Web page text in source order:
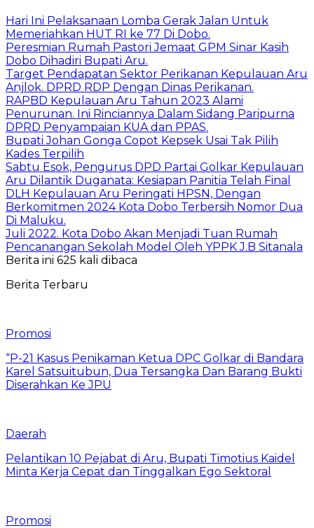
Hari Ini Pelaksanaan Lomba Gerak Jalan Untuk
Memeriahkan HUT RI ke 77 Di Dobo.
Peresmian Rumah Pastori Jemaat GPM Sinar Kasih
Dobo Dihadiri Bupati Aru.
Target Pendapatan Sektor Perikanan Kepulauan Aru
Anjlok. DPRD RDP Dengan Dinas Perikanan.
RAPBD Kepulauan Aru Tahun 2023 Alami
Penurunan. Ini Rinciannya Dalam Sidang Paripurna
DPRD Penyampaian KUA dan PPAS.
Bupati Johan Gonga Copot Kepsek Usai Tak Pilih
Kades Terpilih
Sabtu Esok, Pengurus DPD Partai Golkar Kepulauan
Aru Dilantik Duganata: Kesiapan Panitia Telah Final
DLH Kepulauan Aru Peringati HPSN, Dengan
Berkomitmen 2024 Kota Dobo Terbersih Nomor Dua
Di Maluku.
Juli 2022. Kota Dobo Akan Menjadi Tuan Rumah
Pencanangan Sekolah Model Oleh YPPK J.B Sitanala
Berita ini 625 kali dibaca
Berita Terbaru
Promosi
“P-21 Kasus Penikaman Ketua DPC Golkar di Bandara
Karel Satsuitubun, Dua Tersangka Dan Barang Bukti
Diserahkan Ke JPU
Daerah
Pelantikan 10 Pejabat di Aru, Bupati Timotius Kaidel
Minta Kerja Cepat dan Tinggalkan Ego Sektoral
Promosi